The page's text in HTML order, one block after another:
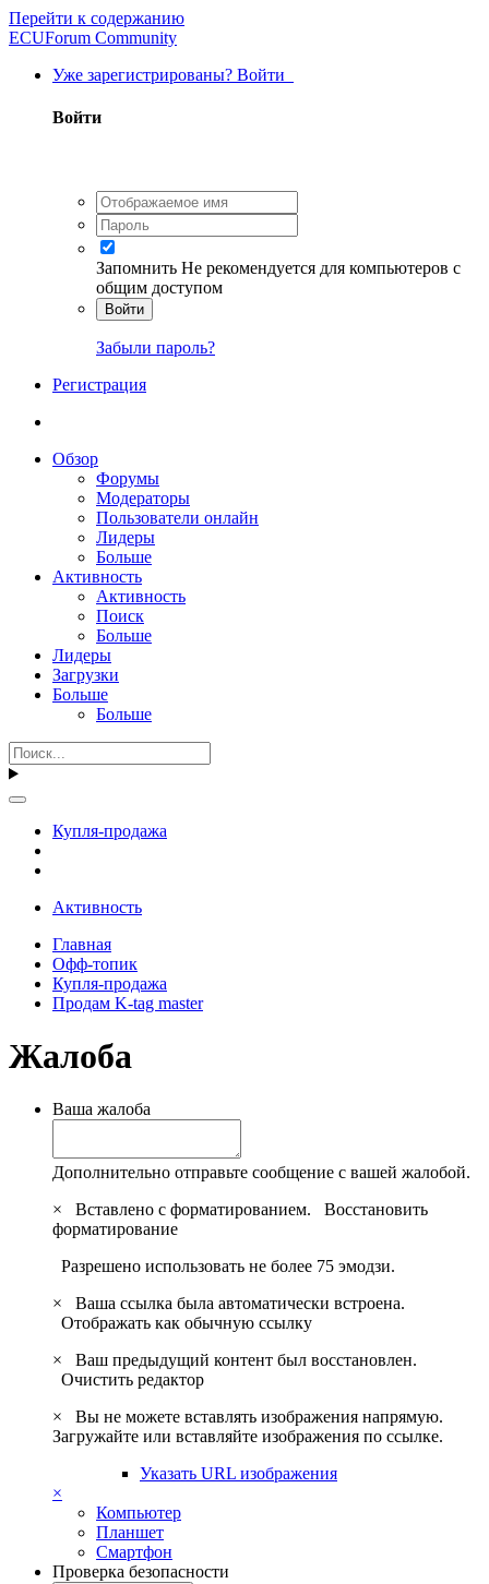
Перейти к содержанию
ECUForum Community
Уже зарегистрированы? Войти
Войти
Запомнить Не рекомендуется для компьютеров с
общим доступом
Войти
Забыли пароль?
Регистрация
Обзор
Форумы
Модераторы
Пользователи онлайн
Лидеры
Больше
Активность
Активность
Поиск
Больше
Лидеры
Загрузки
Больше
Больше
Купля-продажа
Активность
Главная
Офф-топик
Купля-продажа
Продам K-tag master
Жалоба
Ваша жалоба
Дополнительно отправьте сообщение с вашей жалобой.
×
Вставлено с форматированием. Восстановить
форматирование
Разрешено использовать не более 75 эмодзи.
×
Ваша ссылка была автоматически встроена.
Отображать как обычную ссылку
×
Ваш предыдущий контент был восстановлен.
Очистить редактор
×
Вы не можете вставлять изображения напрямую.
Загружайте или вставляйте изображения по ссылке.
Указать URL изображения
×
Компьютер
Планшет
Смартфон
Проверка безопасности